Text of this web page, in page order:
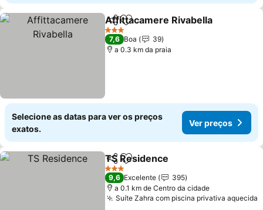
PartilharAdicionar aos favoritos
Affittacamere Rivabella
3 Estrelas
7,6 Boa
39
a 0.3 km da praia
Selecione as datas para ver os preços
exatos.
Ver preços
PartilharAdicionar aos favoritos
TS Residence
3 Estrelas
9,6 Excelente
395
a 0.1 km de Centro da cidade
Suíte Zahra com piscina privativa aquecida